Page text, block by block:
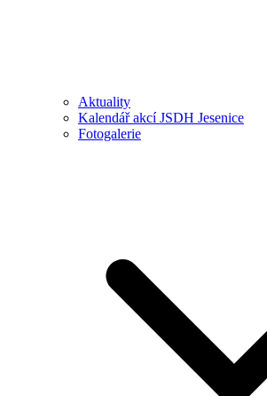
Aktuality
Kalendář akcí JSDH Jesenice
Fotogalerie